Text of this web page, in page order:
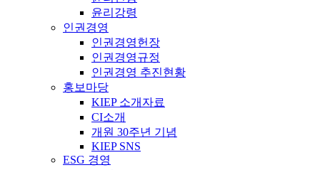
윤리강령
인권경영
인권경영헌장
인권경영규정
인권경영 추진현황
홍보마당
KIEP 소개자료
CI소개
개원 30주년 기념
KIEP SNS
ESG 경영